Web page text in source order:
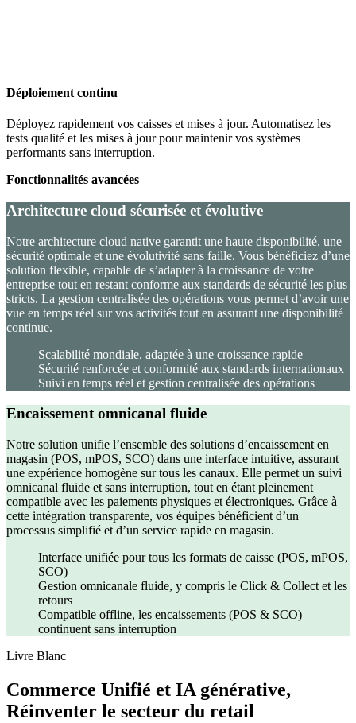
Déploiement continu
Déployez rapidement vos caisses et mises à jour. Automatisez les
tests qualité et les mises à jour pour maintenir vos systèmes
performants sans interruption.
Fonctionnalités avancées
Architecture cloud sécurisée et évolutive
Notre architecture cloud native garantit une haute disponibilité, une
sécurité optimale et une évolutivité sans faille. Vous bénéficiez d’une
solution flexible, capable de s’adapter à la croissance de votre
entreprise tout en restant conforme aux standards de sécurité les plus
stricts. La gestion centralisée des opérations vous permet d’avoir une
vue en temps réel sur vos activités tout en assurant une disponibilité
continue.
Scalabilité mondiale, adaptée à une croissance rapide
Sécurité renforcée et conformité aux standards internationaux
Suivi en temps réel et gestion centralisée des opérations
Encaissement omnicanal fluide
Notre solution unifie l’ensemble des solutions d’encaissement en
magasin (POS, mPOS, SCO) dans une interface intuitive, assurant
une expérience homogène sur tous les canaux. Elle permet un suivi
omnicanal fluide et sans interruption, tout en étant pleinement
compatible avec les paiements physiques et électroniques. Grâce à
cette intégration transparente, vos équipes bénéficient d’un
processus simplifié et d’un service rapide en magasin.
Interface unifiée pour tous les formats de caisse (POS, mPOS,
SCO)
Gestion omnicanale fluide, y compris le Click & Collect et les
retours
Compatible offline, les encaissements (POS & SCO)
continuent sans interruption
Livre Blanc
Commerce Unifié et IA générative,
Réinventer le secteur du retail